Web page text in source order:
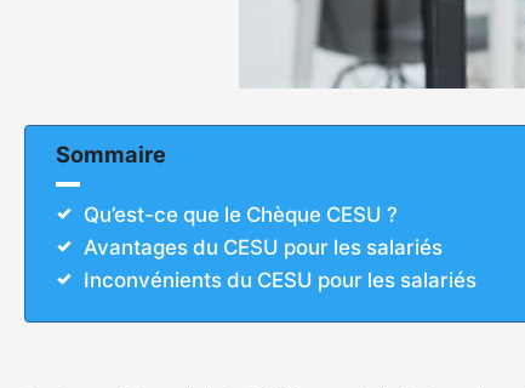
Sommaire
Qu’est-ce que le Chèque CESU ?
Avantages du CESU pour les salariés
Inconvénients du CESU pour les salariés